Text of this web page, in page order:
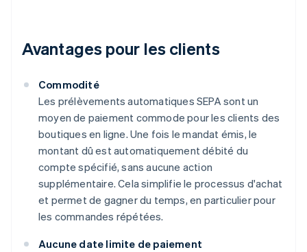
Avantages pour les clients
Commodité
Les prélèvements automatiques SEPA sont un
moyen de paiement commode pour les clients des
boutiques en ligne. Une fois le mandat émis, le
montant dû est automatiquement débité du
compte spécifié, sans aucune action
supplémentaire. Cela simplifie le processus d'achat
et permet de gagner du temps, en particulier pour
les commandes répétées.
Aucune date limite de paiement